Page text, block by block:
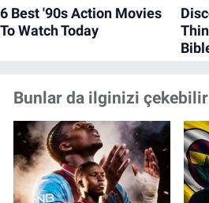
Bunlar da ilginizi çekebilir